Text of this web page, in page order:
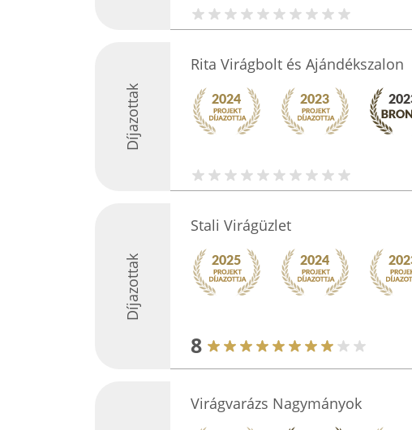
Díjazottak
Rita Virágbolt és Ajándékszalon
Díjazottak
Stali Virágüzlet
8
Virágvarázs Nagymányok